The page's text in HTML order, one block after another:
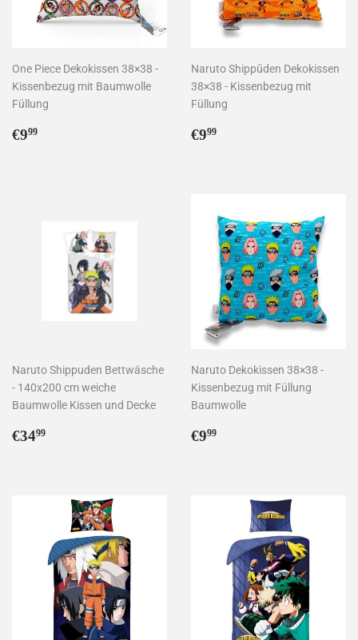
One Piece Dekokissen 38×38 -
Kissenbezug mit Baumwolle
Füllung
Normaler
€999
Naruto Shippūden Dekokissen
38×38 - Kissenbezug mit
Füllung
Normaler
€999
Naruto Shippuden Bettwäsche
- 140x200 cm weiche
Baumwolle Kissen und Decke
Normaler
€3499
Naruto Dekokissen 38×38 -
Kissenbezug mit Füllung
Baumwolle
Normaler
€999